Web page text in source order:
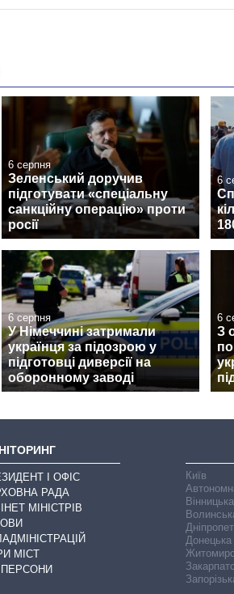
6 серпня
Зеленський доручив
підготувати «спеціальну
санкційну операцію» проти
росії
6
6 серпня
У Німеччині затримали
українця за підозрою у
підготовці диверсії на
оборонному заводі
6
З
І ОФІС
РАДА
МІНІСТРІВ
МІСТ
ПЕРСОНИ
Київ
Донецька